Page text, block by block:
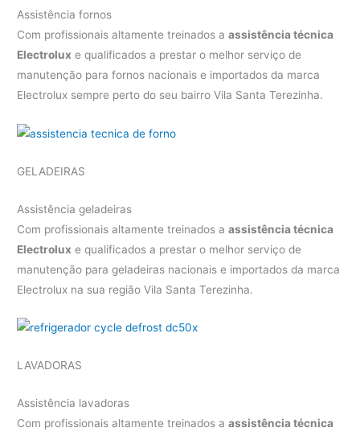
Assistência fornos
Com profissionais altamente treinados aassistência técnica
Electrolux e qualificados a prestar o melhor serviço de
manutenção para fornos nacionais e importados da marca
Electrolux sempre perto do seu bairro Vila Santa Terezinha.
GELADEIRAS
Assistência geladeiras
Com profissionais altamente treinados aassistência técnica
Electrolux e qualificados a prestar o melhor serviço de
manutenção para geladeiras nacionais e importados da marca
Electrolux na sua região Vila Santa Terezinha.
LAVADORAS
Assistência lavadoras
Com profissionais altamente treinados aassistência técnica